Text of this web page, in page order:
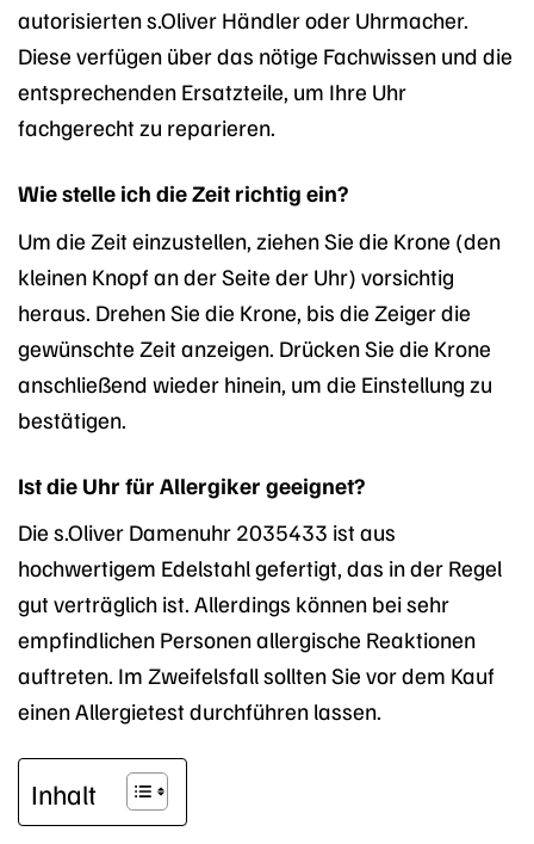
autorisierten s.Oliver Händler oder Uhrmacher.
Diese verfügen über das nötige Fachwissen und die
entsprechenden Ersatzteile, um Ihre Uhr
fachgerecht zu reparieren.
Wie stelle ich die Zeit richtig ein?
Um die Zeit einzustellen, ziehen Sie die Krone (den
kleinen Knopf an der Seite der Uhr) vorsichtig
heraus. Drehen Sie die Krone, bis die Zeiger die
gewünschte Zeit anzeigen. Drücken Sie die Krone
anschließend wieder hinein, um die Einstellung zu
bestätigen.
Ist die Uhr für Allergiker geeignet?
Die s.Oliver Damenuhr 2035433 ist aus
hochwertigem Edelstahl gefertigt, das in der Regel
gut verträglich ist. Allerdings können bei sehr
empfindlichen Personen allergische Reaktionen
auftreten. Im Zweifelsfall sollten Sie vor dem Kauf
einen Allergietest durchführen lassen.
Inhalt